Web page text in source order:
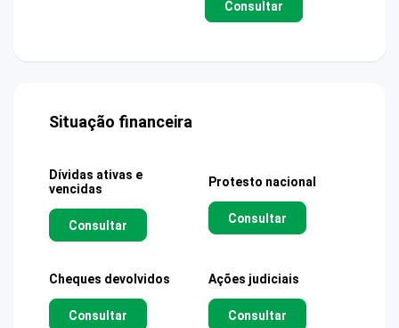
Consultar
Situação financeira
Dívidas ativas e
vencidas
Consultar
Protesto nacional
Consultar
Cheques devolvidos
Consultar
Ações judiciais
Consultar